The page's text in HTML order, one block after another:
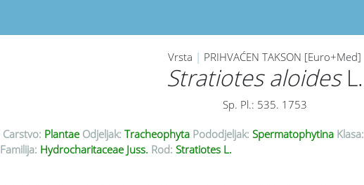
Vrsta | PRIHVAĆEN TAKSON [Euro+Med]
Stratiotes aloidesL.
Sp. Pl.: 535. 1753
Carstvo: Plantae Odjeljak: Tracheophyta Pododjeljak: Spermatophytina Klasa:
Familija: Hydrocharitaceae Juss. Rod: Stratiotes L.